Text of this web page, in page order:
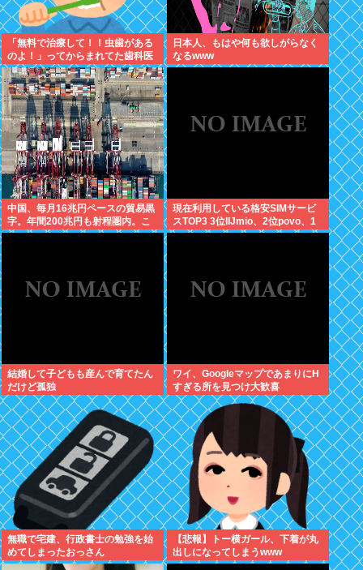
「無料で治療して！！虫歯がある
のよ！」ってからまれてた歯科医
の旦那がいるママ
日本人、もはや何も欲しがらなく
なるwww
中国、毎月16兆円ペースの貿易黒
字。年間200兆円も射程圏内。こ
んなん持続不能だろ！
現在利用している格安SIMサービ
スTOP3 3位IIJmio、2位povo、1
位ahamo
結婚して子どもも産んで育てたん
だけど孤独
ワイ、GoogleマップであまりにΗ
すぎる所を見つけ大歓喜
無職で宅建、行政書士の勉強を始
めてしまったおっさん
【悲報】トー横ガール、下着が丸
出しになってしまうwww